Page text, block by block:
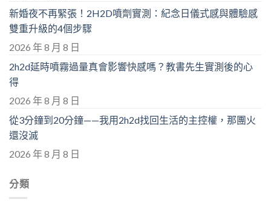
新婚夜不再緊張！2H2D噴劑實測：紀念日儀式感與體驗感
雙重升級的4個步驟
2026 年 8 月 8 日
2h2d延時噴霧過量真會影響快感嗎？教書先生實測後的心
得
2026 年 8 月 8 日
從3分鐘到20分鐘——我用2h2d找回生活的主控權，那團火
還沒滅
2026 年 8 月 8 日
分類